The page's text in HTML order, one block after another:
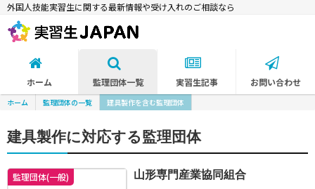
外国人技能実習生に関する最新情報や受け入れのご相談なら
ホーム 監理団体一覧 実習生記事 お問い合わせ
ホーム 監理団体の一覧 建具製作を含む監理団体
建具製作に対応する監理団体
監理団体(一般) 山形専門産業協同組合